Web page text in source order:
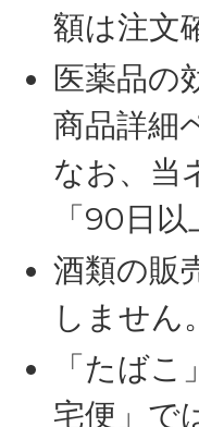
額は注文
医薬品の
商品詳細
なお、当
「90日
酒類の販
しません
「たば
宅便」で